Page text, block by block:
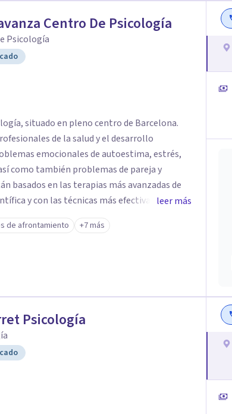
Centro De Psicología
Psicología
situado en pleno centro de Barcelona.
de la salud y el desarrollo
emocionales de autoestima, estrés,
como también problemas de pareja y
y con las técnicas más efectivas. Somos
de ansiedad y fobias, nuestro equipo ha
y altamente efectiva para trabajar los
leer más
de afrontamiento +7 más
Psicología